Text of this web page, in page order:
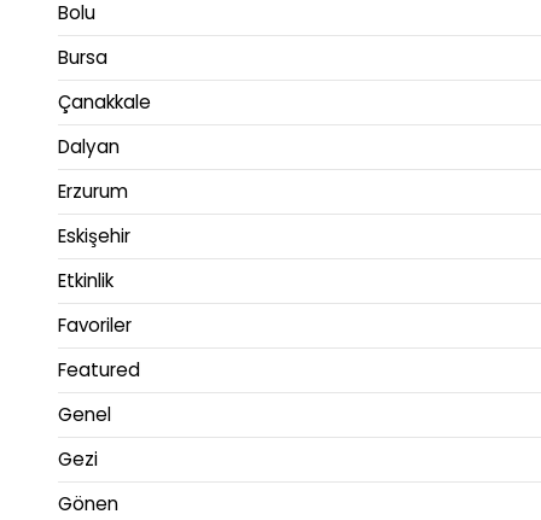
Bolu
Bursa
Çanakkale
Dalyan
Erzurum
Eskişehir
Etkinlik
Favoriler
Featured
Genel
Gezi
Gönen